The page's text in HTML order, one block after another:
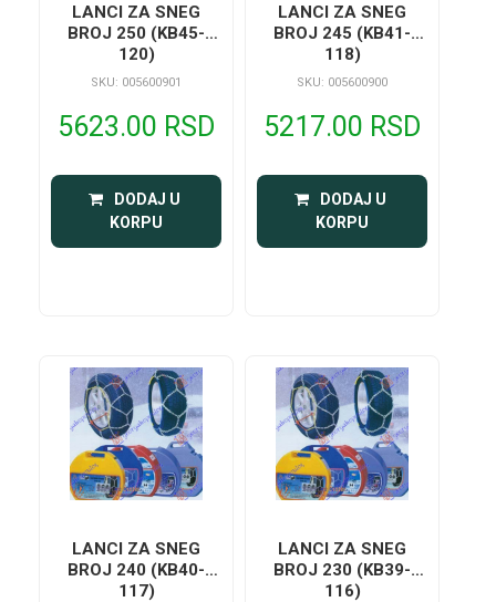
LANCI ZA SNEG
BROJ 250 (KB45-
120)
SKU: 005600901
5623.00 RSD
DODAJ U
KORPU
LANCI ZA SNEG
BROJ 245 (KB41-
118)
SKU: 005600900
5217.00 RSD
DODAJ U
KORPU
LANCI ZA SNEG
BROJ 240 (KB40-
117)
LANCI ZA SNEG
BROJ 230 (KB39-
116)